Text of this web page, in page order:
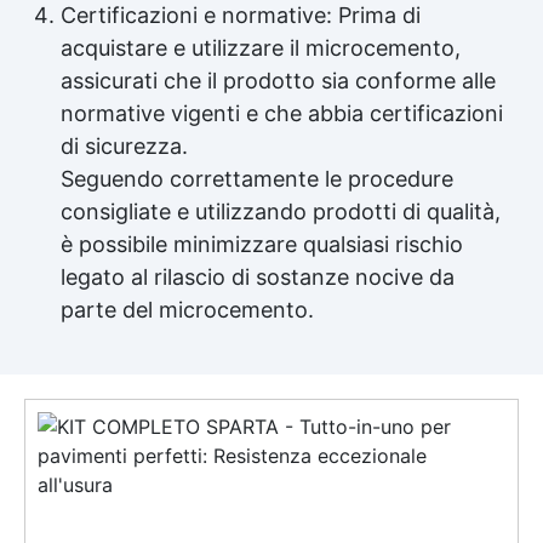
Certificazioni e normative: Prima di
acquistare e utilizzare il microcemento,
assicurati che il prodotto sia conforme alle
normative vigenti e che abbia certificazioni
di sicurezza.
Seguendo correttamente le procedure
consigliate e utilizzando prodotti di qualità,
è possibile minimizzare qualsiasi rischio
legato al rilascio di sostanze nocive da
parte del microcemento.